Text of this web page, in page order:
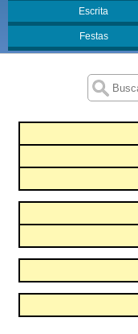
Escrita
Festas